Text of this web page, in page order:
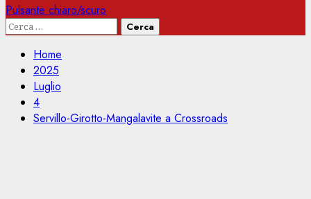
Pulsante chiaro/scuro
Ricerca
Home
2025
Luglio
4
Servillo-Girotto-Mangalavite a Crossroads